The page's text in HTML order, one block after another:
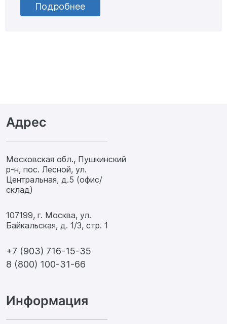
Подробнее
Адрес
Московская обл., Пушкинский
р-н, пос. Лесной, ул.
Центральная, д.5 (офис/
склад)
107199, г. Москва, ул.
Байкальская, д. 1/3, стр. 1
+7 (903) 716-15-35
8 (800) 100-31-66
Информация